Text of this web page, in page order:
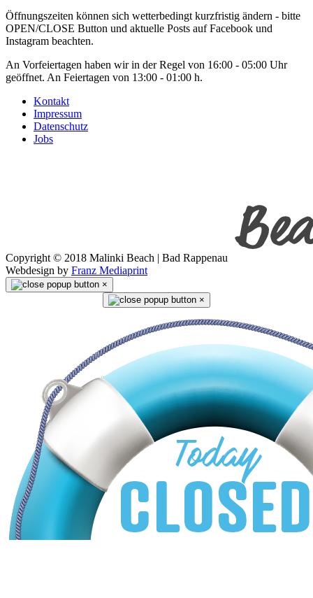
Öffnungszeiten können sich wetterbedingt kurzfristig ändern - bitte
OPEN/CLOSE Button und aktuelle Posts auf Facebook und
Instagram beachten.
An Vorfeiertagen haben wir in der Regel von 16:00 - 05:00 Uhr
geöffnet. An Feiertagen von 13:00 - 01:00 h.
Kontakt
Impressum
Datenschutz
Jobs
Copyright © 2018 Malinki Beach | Bad Rappenau
Webdesign by Franz Mediaprint
×
×